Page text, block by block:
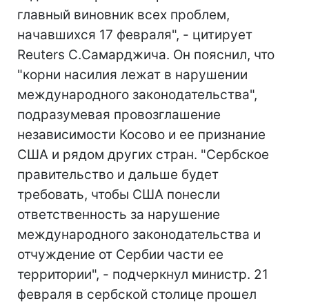
главный виновник всех проблем,
начавшихся 17 февраля", - цитирует
Reuters С.Самарджича. Он пояснил, что
"корни насилия лежат в нарушении
международного законодательства",
подразумевая провозглашение
независимости Косово и ее признание
США и рядом других стран. "Сербское
правительство и дальше будет
требовать, чтобы США понесли
ответственность за нарушение
международного законодательства и
отчуждение от Сербии части ее
территории", - подчеркнул министр. 21
февраля в сербской столице прошел